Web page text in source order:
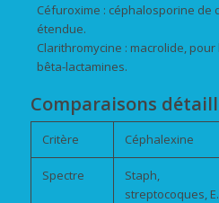
Céfuroxime : céphalosporine de
étendue.
Clarithromycine : macrolide,
bêta-lactamines.
Comparaisons
Critère Céphalexine
Spectre
Staph,
streptocoques, E.